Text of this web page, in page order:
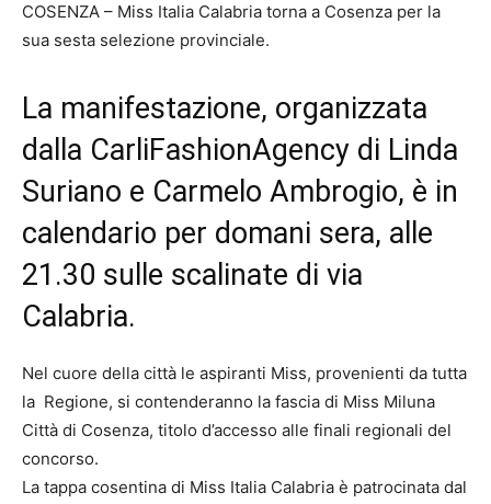
COSENZA – Miss Italia Calabria torna a Cosenza per la
sua sesta selezione provinciale.
La manifestazione, organizzata
dalla CarliFashionAgency di Linda
Suriano e Carmelo Ambrogio, è in
calendario per domani sera, alle
21.30 sulle scalinate di via
Calabria.
Nel cuore della città le aspiranti Miss, provenienti da tutta
la Regione, si contenderanno la fascia di Miss Miluna
Città di Cosenza, titolo d’accesso alle finali regionali del
concorso.
La tappa cosentina di Miss Italia Calabria è patrocinata dal